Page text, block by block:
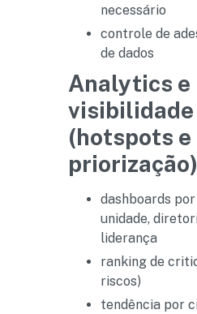
necessário
controle de
de dados
Analytics e
visibilidade
(hotspots e
priorização)
dashboards
unidade,
liderança
ranking de
riscos)
tendência por